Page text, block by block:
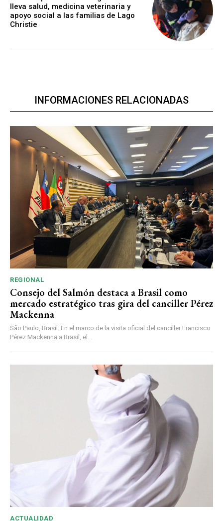
lleva salud, medicina veterinaria y
apoyo social a las familias de Lago
Christie
INFORMACIONES RELACIONADAS
REGIONAL
Consejo del Salmón destaca a Brasil como
mercado estratégico tras gira del canciller Pérez
Mackenna
São Paulo, Brasil. En el marco de la visita oficial del canciller Francisco
Pérez Mackenna a Brasil, el...
ACTUALIDAD